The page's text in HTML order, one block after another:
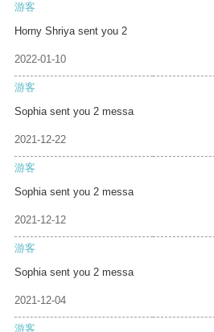
游客
Horny Shriya sent you 2
2022-01-10
游客
Sophia sent you 2 messa
2021-12-22
游客
Sophia sent you 2 messa
2021-12-12
游客
Sophia sent you 2 messa
2021-12-04
游客